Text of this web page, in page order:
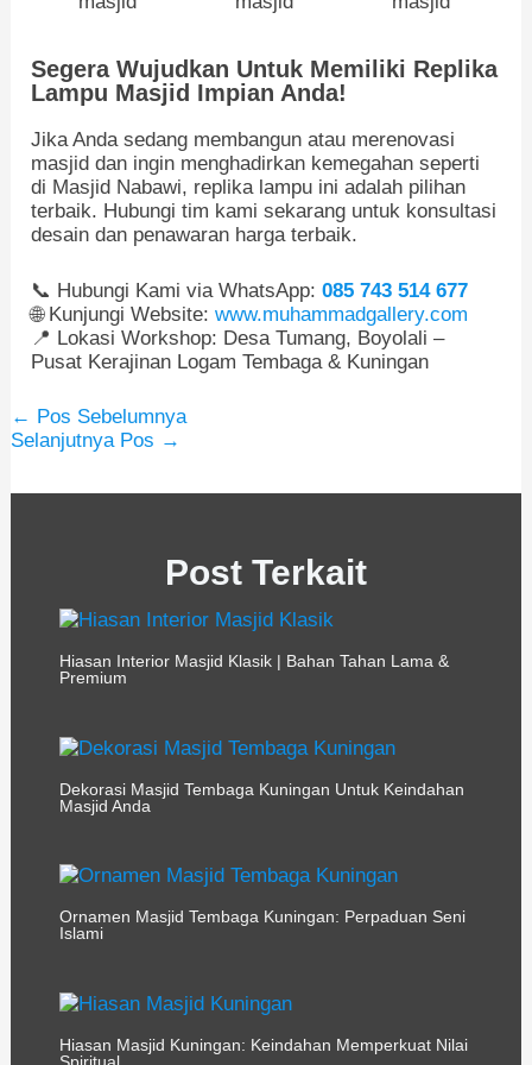
Segera Wujudkan Untuk Memiliki Replika
Lampu Masjid Impian Anda!
Jika Anda sedang membangun atau merenovasi
masjid dan ingin menghadirkan kemegahan seperti
di Masjid Nabawi, replika lampu ini adalah pilihan
terbaik. Hubungi tim kami sekarang untuk konsultasi
desain dan penawaran harga terbaik.
📞 Hubungi Kami via WhatsApp: 085 743 514 677
🌐 Kunjungi Website:www.muhammadgallery.com
📍 Lokasi Workshop: Desa Tumang, Boyolali –
Pusat Kerajinan Logam Tembaga & Kuningan
← Pos Sebelumnya
Selanjutnya Pos →
Post Terkait
Hiasan Interior Masjid Klasik | Bahan Tahan Lama &
Premium
Dekorasi Masjid Tembaga Kuningan Untuk Keindahan
Masjid Anda
Ornamen Masjid Tembaga Kuningan: Perpaduan Seni
Islami
Hiasan Masjid Kuningan: Keindahan Memperkuat Nilai
Spiritual